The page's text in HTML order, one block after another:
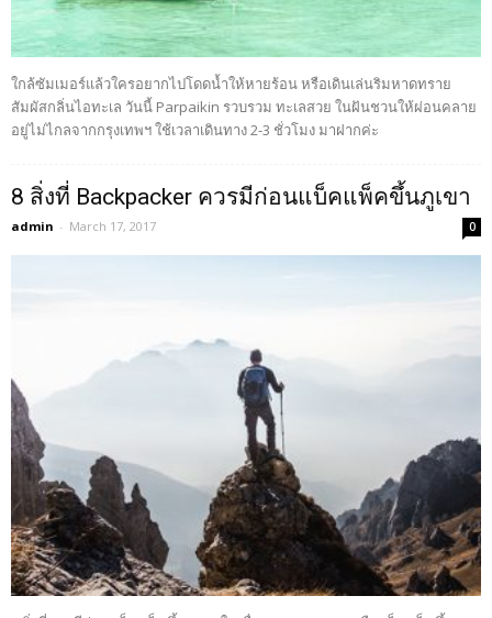
ใกล้ซัมเมอร์แล้วใครอยากไปโดดน้ำให้หายร้อน หรือเดินเล่นริมหาดทราย
สัมผัสกลิ่นไอทะเล วันนี้ Parpaikin รวบรวม ทะเลสวย ในฝันชวนให้ผ่อนคลาย
อยู่ไม่ไกลจากกรุงเทพฯ ใช้เวลาเดินทาง 2-3 ชั่วโมง มาฝากค่ะ
8 สิ่งที่ Backpacker ควรมีก่อนแบ็คแพ็คขึ้นภูเขา
admin - March 17, 2017 0